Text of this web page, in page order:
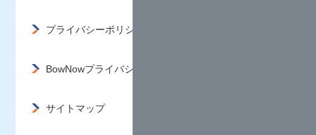
プライバシーポリシー
BowNowプライバシーポリシー
サイトマップ